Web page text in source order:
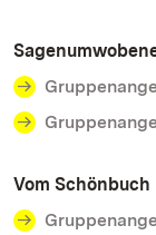
Vom